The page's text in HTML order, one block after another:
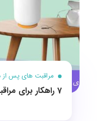
مراقبت های پس از
7 راهکار برای مراقبت های بعد از لمینت دندان